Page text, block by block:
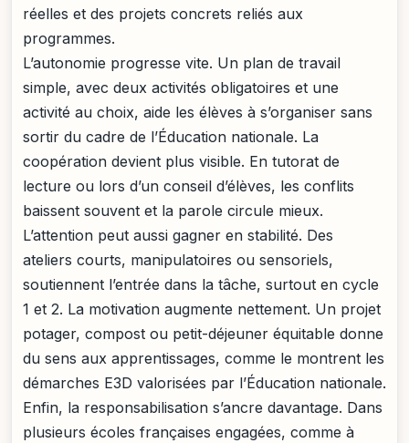
réelles et des projets concrets reliés aux
programmes.
L’autonomie progresse vite. Un plan de travail
simple, avec deux activités obligatoires et une
activité au choix, aide les élèves à s’organiser sans
sortir du cadre de l’Éducation nationale. La
coopération devient plus visible. En tutorat de
lecture ou lors d’un conseil d’élèves, les conflits
baissent souvent et la parole circule mieux.
L’attention peut aussi gagner en stabilité. Des
ateliers courts, manipulatoires ou sensoriels,
soutiennent l’entrée dans la tâche, surtout en cycle
1 et 2. La motivation augmente nettement. Un projet
potager, compost ou petit-déjeuner équitable donne
du sens aux apprentissages, comme le montrent les
démarches E3D valorisées par l’Éducation nationale.
Enfin, la responsabilisation s’ancre davantage. Dans
plusieurs écoles françaises engagées, comme à